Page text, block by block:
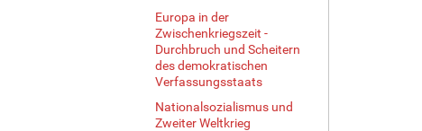
Europa in der
Zwischenkriegszeit -
Durchbruch und Scheitern
des demokratischen
Verfassungsstaats
Nationalsozialismus und
Zweiter Weltkrieg